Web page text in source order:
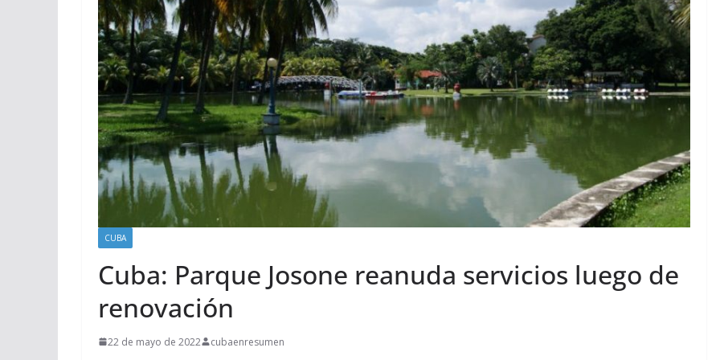
CUBA
Cuba: Parque Josone reanuda servicios luego de
renovación
22 de mayo de 2022 cubaenresumen